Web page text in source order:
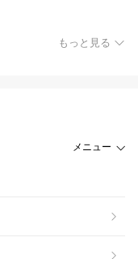
もっと見る
メニュー